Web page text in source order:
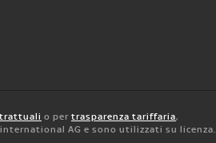
o per trasparenza tariffaria,
AG e sono utilizzati su licenza.